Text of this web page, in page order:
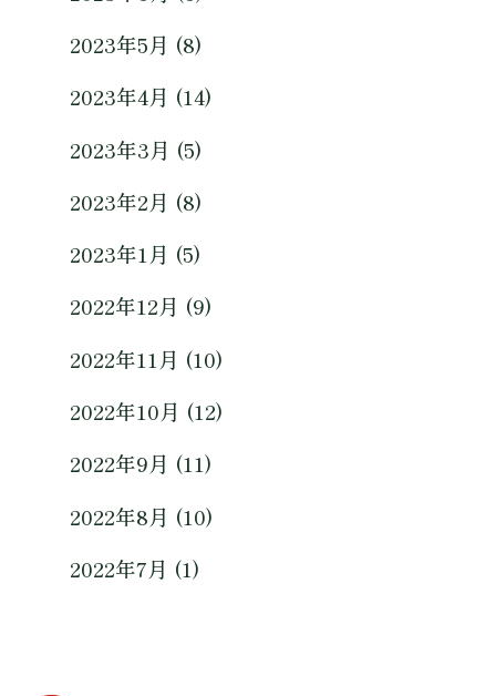
2023年5月 (8)
2023年4月 (14)
2023年3月 (5)
2023年2月 (8)
2023年1月 (5)
2022年12月 (9)
2022年11月 (10)
2022年10月 (12)
2022年9月 (11)
2022年8月 (10)
2022年7月 (1)